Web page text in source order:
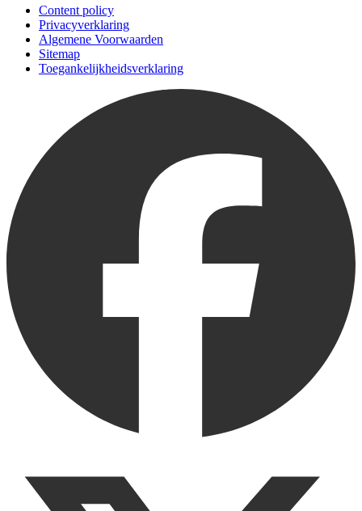
Content policy
Privacyverklaring
Algemene Voorwaarden
Sitemap
Toegankelijkheidsverklaring